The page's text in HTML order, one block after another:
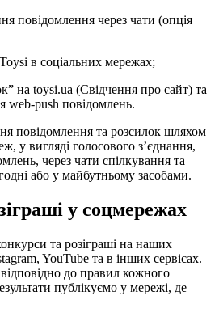
повідомлення через чати (опція
в соціальних мережах;
на toysi.ua (Свідчення про сайт) та
web-push повідомлень.
повідомлення та розсилок шляхом
у вигляді голосового з’єднання,
через чати спілкування та
або у майбутньому засобами.
у соцмережах
та розіграші на наших
YouTube та в інших сервісах.
до правил кожного
публікуємо у мережі, де